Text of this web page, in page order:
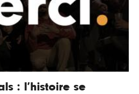
: l’histoire se